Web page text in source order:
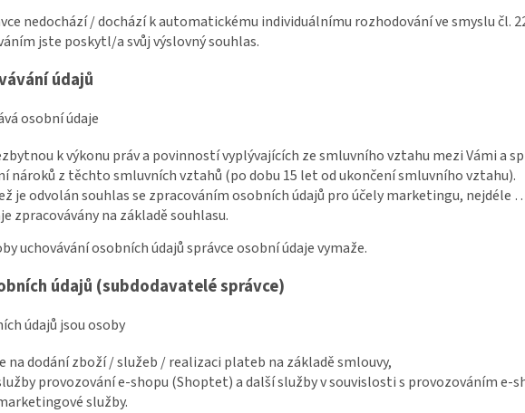
nedochází / dochází k automatickému individuálnímu rozhodování ve smyslu čl. 22
jste poskytl/a svůj výslovný souhlas.
údajů
osobní údaje
k výkonu práv a povinností vyplývajících ze smluvního vztahu mezi Vámi a
nároků z těchto smluvních vztahů (po dobu 15 let od ukončení smluvního vztahu).
je odvolán souhlas se zpracováním osobních údajů pro účely marketingu, nejdéle
zpracovávány na základě souhlasu.
uchovávání osobních údajů správce osobní údaje vymaže.
údajů (subdodavatelé správce)
údajů jsou osoby
na dodání zboží / služeb / realizaci plateb na základě smlouvy,
provozování e-shopu (Shoptet) a další služby v souvislosti s provozováním e-
služby.